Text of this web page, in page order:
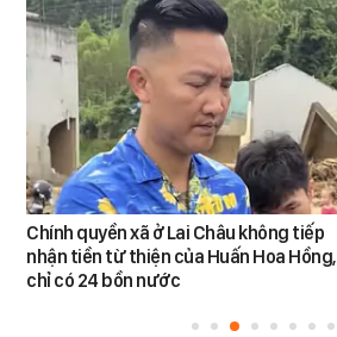
Chính quyền xã ở Lai Châu không tiếp
nhận tiền từ thiện của Huấn Hoa Hồng,
chỉ có 24 bồn nước